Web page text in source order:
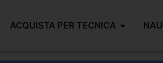
ACQUISTA PER TECNICA